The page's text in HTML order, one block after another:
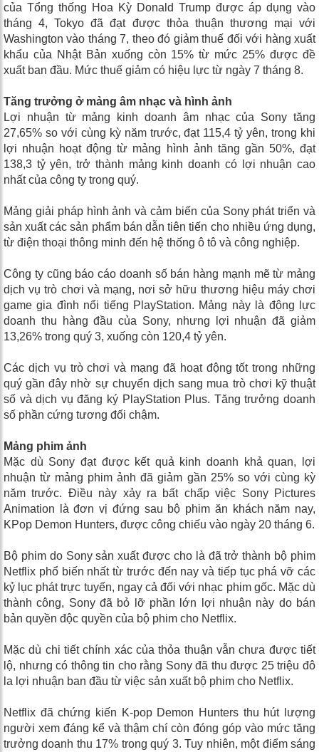
của Tổng thống Hoa Kỳ Donald Trump được áp dụng vào
tháng 4, Tokyo đã đạt được thỏa thuận thương mại với
Washington vào tháng 7, theo đó giảm thuế đối với hàng xuất
khẩu của Nhật Bản xuống còn 15% từ mức 25% được đề
xuất ban đầu. Mức thuế giảm có hiệu lực từ ngày 7 tháng 8.
Tăng trưởng ở mảng âm nhạc và hình ảnh
Lợi nhuận từ mảng kinh doanh âm nhạc của Sony tăng
27,65% so với cùng kỳ năm trước, đạt 115,4 tỷ yên, trong khi
lợi nhuận hoạt động từ mảng hình ảnh tăng gần 50%, đạt
138,3 tỷ yên, trở thành mảng kinh doanh có lợi nhuận cao
nhất của công ty trong quý.
Mảng giải pháp hình ảnh và cảm biến của Sony phát triển và
sản xuất các sản phẩm bán dẫn tiên tiến cho nhiều ứng dụng,
từ điện thoại thông minh đến hệ thống ô tô và công nghiệp.
Công ty cũng báo cáo doanh số bán hàng mạnh mẽ từ mảng
dịch vụ trò chơi và mạng, nơi sở hữu thương hiệu máy chơi
game gia đình nổi tiếng PlayStation. Mảng này là động lực
doanh thu hàng đầu của Sony, nhưng lợi nhuận đã giảm
13,26% trong quý 3, xuống còn 120,4 tỷ yên.
Các dịch vụ trò chơi và mạng đã hoạt động tốt trong những
quý gần đây nhờ sự chuyển dịch sang mua trò chơi kỹ thuật
số và dịch vụ đăng ký PlayStation Plus. Tăng trưởng doanh
số phần cứng tương đối chậm.
Mảng phim ảnh
Mặc dù Sony đạt được kết quả kinh doanh khả quan, lợi
nhuận từ mảng phim ảnh đã giảm gần 25% so với cùng kỳ
năm trước. Điều này xảy ra bất chấp việc Sony Pictures
Animation là đơn vị đứng sau bộ phim ăn khách năm nay,
KPop Demon Hunters, được công chiếu vào ngày 20 tháng 6.
Bộ phim do Sony sản xuất được cho là đã trở thành bộ phim
Netflix phổ biến nhất từ ​​trước đến nay và tiếp tục phá vỡ các
kỷ lục phát trực tuyến, ngay cả đối với nhạc phim gốc. Mặc dù
thành công, Sony đã bỏ lỡ phần lớn lợi nhuận này do bán
bản quyền độc quyền của bộ phim cho Netflix.
Mặc dù chi tiết chính xác của thỏa thuận vẫn chưa được tiết
lộ, nhưng có thông tin cho rằng Sony đã thu được 25 triệu đô
la lợi nhuận ban đầu từ việc sản xuất bộ phim cho Netflix.
Netflix đã chứng kiến ​​K-pop Demon Hunters thu hút lượng
người xem đáng kể và thậm chí còn đóng góp vào mức tăng
trưởng doanh thu 17% trong quý 3. Tuy nhiên, một điểm sáng